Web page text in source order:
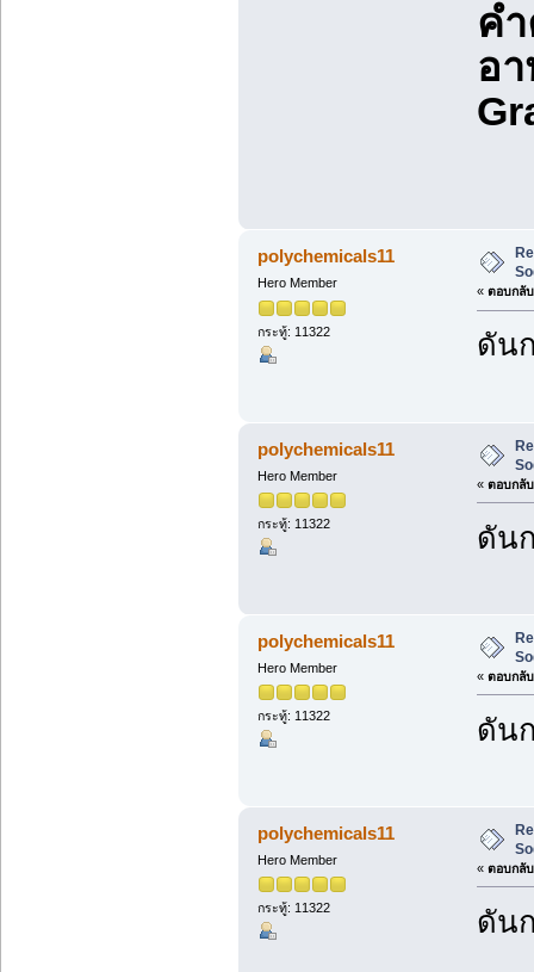
ค
อ
polychemicals11
Hero Member
กระทู้: 11322
« ตอบกลั
ดัน
polychemicals11
Hero Member
กระทู้: 11322
« ตอบกลั
ดัน
polychemicals11
Hero Member
กระทู้: 11322
« ตอบกลั
ดัน
polychemicals11
Hero Member
กระทู้: 11322
« ตอบกลั
ดัน